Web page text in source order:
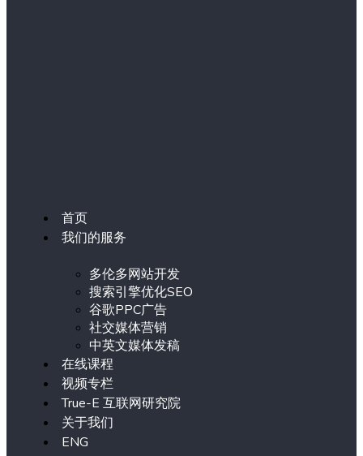
首页
我们的服务
多伦多网站开发
搜索引擎优化SEO
谷歌PPC广告
社交媒体营销
中英文媒体发稿
在线课程
视频专栏
True-E 互联网研究院
关于我们
ENG